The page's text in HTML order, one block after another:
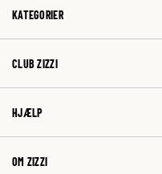
KATEGORIER
CLUB ZIZZI
HJÆLP
OM ZIZZI